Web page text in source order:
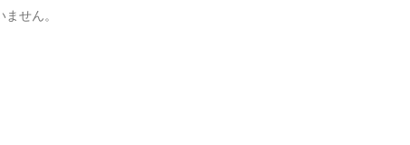
せん。